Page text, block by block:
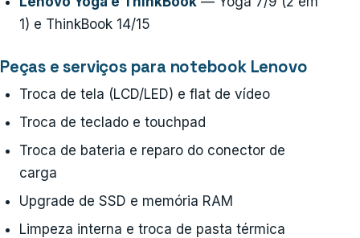
1) e ThinkBook 14/15
Peças e serviços para notebook Lenovo
Troca de tela (LCD/LED) e flat de vídeo
Troca de teclado e touchpad
Troca de bateria e reparo do conector de
carga
Upgrade de SSD e memória RAM
Limpeza interna e troca de pasta térmica